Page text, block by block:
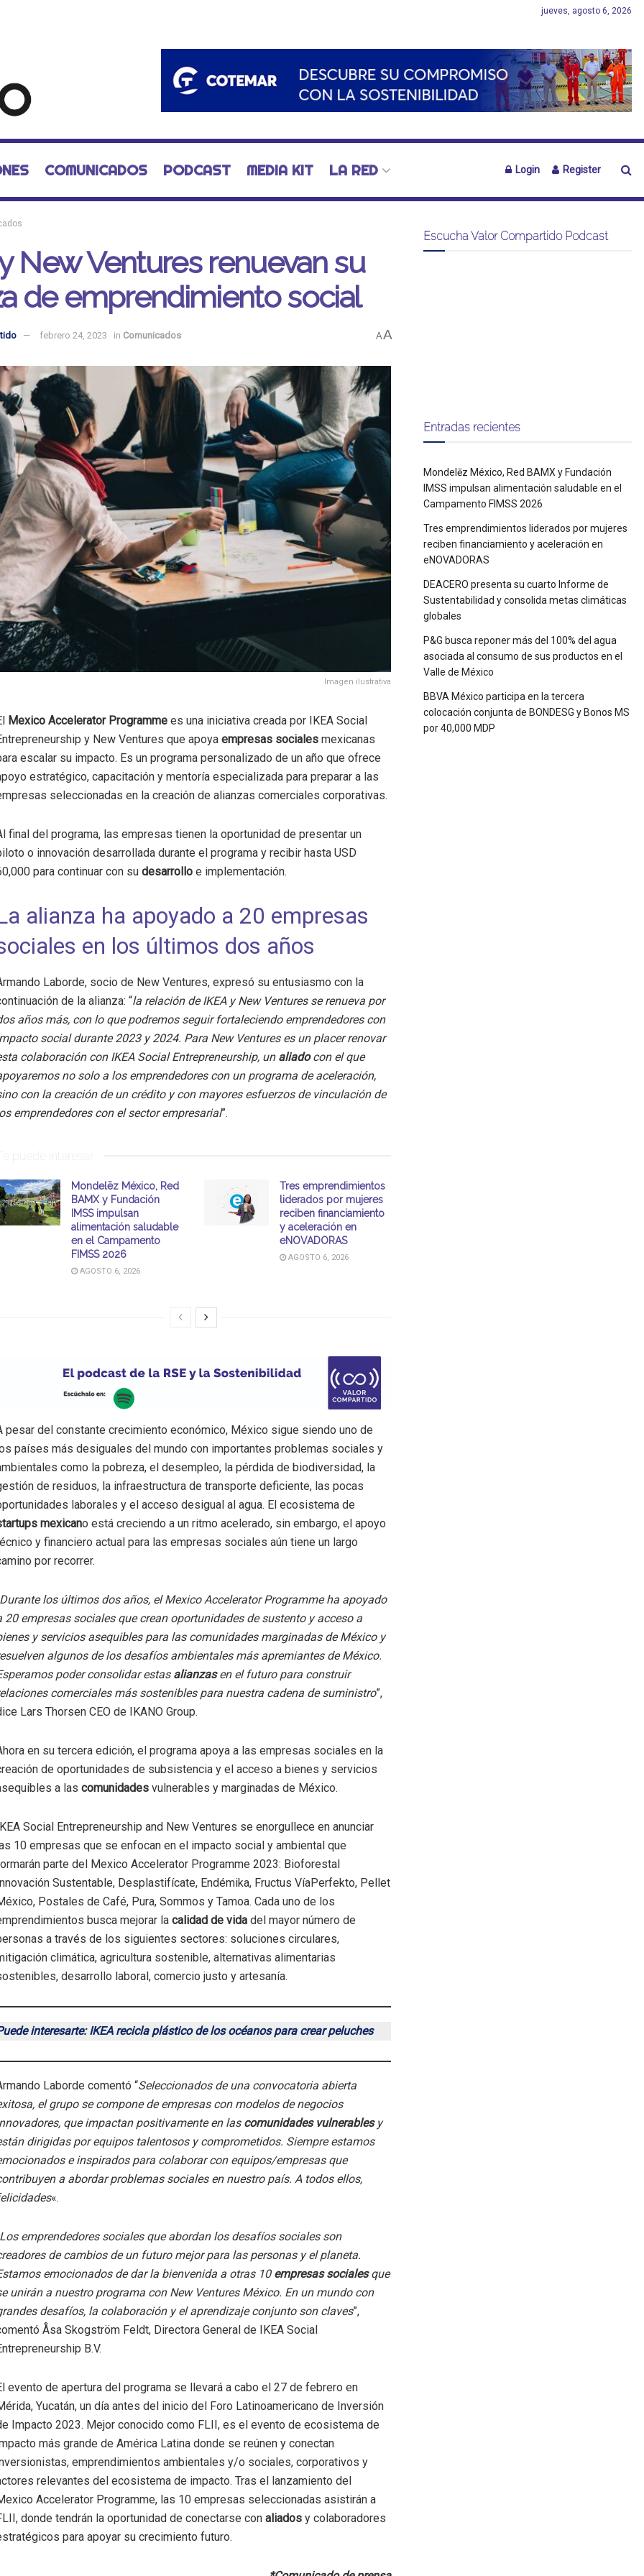
jueves, agosto 6, 2026
COMUNICADOS PODCAST MEDIA KIT LA RED Login Register
New Ventures renuevan su
de emprendimiento social
febrero 24, 2023 in Comunicados AA
Imagen ilustrativa
Mexico Accelerator Programme es una iniciativa creada por IKEA Social
y New Ventures que apoya empresas sociales mexicanas
escalar su impacto. Es un programa personalizado de un año que ofrece
estratégico, capacitación y mentoría especializada para preparar a las
seleccionadas en la creación de alianzas comerciales corporativas.
final del programa, las empresas tienen la oportunidad de presentar un
o innovación desarrollada durante el programa y recibir hasta USD
para continuar con su desarrollo e implementación.
alianza ha apoyado a 20 empresas
en los últimos dos años
Laborde, socio de New Ventures, expresó su entusiasmo con la
de la alianza: “la relación de IKEA y New Ventures se renueva por
años más, con lo que podremos seguir fortaleciendo emprendedores con
social durante 2023 y 2024. Para New Ventures es un placer renovar
colaboración con IKEA Social Entrepreneurship, un aliadocon el que
no solo a los emprendedores con un programa de aceleración,
con la creación de un crédito y con mayores esfuerzos de vinculación de
emprendedores con el sector empresarial”.
puede interesar
Mondelēz México, Red
BAMX y Fundación
IMSS impulsan
alimentación saludable
en el Campamento
FIMSS 2026
AGOSTO 6, 2026
Tres emprendimientos
liderados por mujeres
reciben financiamiento
y aceleración en
eNOVADORAS
AGOSTO 6, 2026
pesar del constante crecimiento económico, México sigue siendo uno de
países más desiguales del mundo con importantes problemas sociales y
como la pobreza, el desempleo, la pérdida de biodiversidad, la
de residuos, la infraestructura de transporte deficiente, las pocas
laborales y el acceso desigual al agua. El ecosistema de
mexicano está creciendo a un ritmo acelerado, sin embargo, el apoyo
y financiero actual para las empresas sociales aún tiene un largo
por recorrer.
Durante los últimos dos años, el Mexico Accelerator Programme ha apoyado
20 empresas sociales que crean oportunidades de sustento y acceso a
y servicios asequibles para las comunidades marginadas de México y
algunos de los desafíos ambientales más apremiantes de México.
poder consolidar estas alianzasen el futuro para construir
comerciales más sostenibles para nuestra cadena de suministro”,
Lars Thorsen CEO de IKANO Group.
en su tercera edición, el programa apoya a las empresas sociales en la
de oportunidades de subsistencia y el acceso a bienes y servicios
a las comunidades vulnerables y marginadas de México.
Social Entrepreneurship and New Ventures se enorgullece en anunciar
10 empresas que se enfocan en el impacto social y ambiental que
parte del Mexico Accelerator Programme 2023: Bioforestal
Sustentable, Desplastifícate, Endémika, Fructus VíaPerfekto, Pellet
Postales de Café, Pura, Sommos y Tamoa. Cada uno de los
busca mejorar la calidad de vida del mayor número de
a través de los siguientes sectores: soluciones circulares,
climática, agricultura sostenible, alternativas alimentarias
desarrollo laboral, comercio justo y artesanía.
interesarte: IKEA recicla plástico de los océanos para crear peluches
Laborde comentó “Seleccionados de una convocatoria abierta
el grupo se compone de empresas con modelos de negocios
que impactan positivamente en las comunidades vulnerablesy
dirigidas por equipos talentosos y comprometidos. Siempre estamos
e inspirados para colaborar con equipos/empresas que
a abordar problemas sociales en nuestro país. A todos ellos,
«.
Los emprendedores sociales que abordan los desafíos sociales son
de cambios de un futuro mejor para las personas y el planeta.
emocionados de dar la bienvenida a otras 10 empresas socialesque
unirán a nuestro programa con New Ventures México. En un mundo con
desafíos, la colaboración y el aprendizaje conjunto son claves”,
Åsa Skogström Feldt, Directora General de IKEA Social
B.V.
evento de apertura del programa se llevará a cabo el 27 de febrero en
Yucatán, un día antes del inicio del Foro Latinoamericano de Inversión
Impacto 2023. Mejor conocido como FLII, es el evento de ecosistema de
más grande de América Latina donde se reúnen y conectan
emprendimientos ambientales y/o sociales, corporativos y
relevantes del ecosistema de impacto. Tras el lanzamiento del
Accelerator Programme, las 10 empresas seleccionadas asistirán a
donde tendrán la oportunidad de conectarse con aliados y colaboradores
para apoyar su crecimiento futuro.
Escucha Valor Compartido Podcast
Entradas recientes
Mondelēz México, Red BAMX y Fundación
IMSS impulsan alimentación saludable en el
Campamento FIMSS 2026
Tres emprendimientos liderados por mujeres
reciben financiamiento y aceleración en
eNOVADORAS
DEACERO presenta su cuarto Informe de
Sustentabilidad y consolida metas climáticas
globales
P&G busca reponer más del 100% del agua
asociada al consumo de sus productos en el
Valle de México
BBVA México participa en la tercera
colocación conjunta de BONDESG y Bonos MS
por 40,000 MDP